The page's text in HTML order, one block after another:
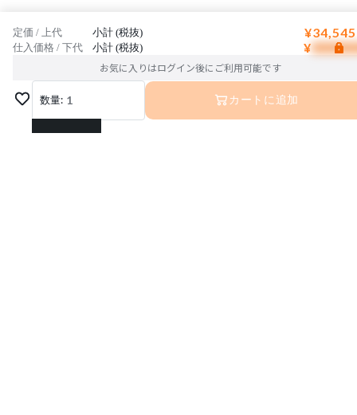
定価 / 上代 小計 (税抜)
仕入価格 / 下代 小計 (税抜) ¥
お気に入りはログイン後にご利用可能です
数量: 1
1
カートに追加